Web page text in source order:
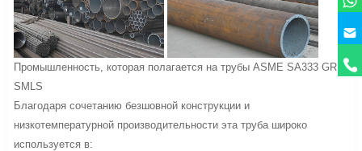
Промышленность, которая полагается на трубы ASME SA333 GR.6
SMLS
Благодаря сочетанию безшовной конструкции и
низкотемпературной производительности эта труба широко
используется в: